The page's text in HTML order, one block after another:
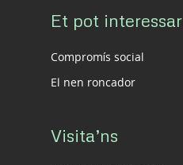
Et pot interessar
Compromís social
El nen roncador
Visita’ns